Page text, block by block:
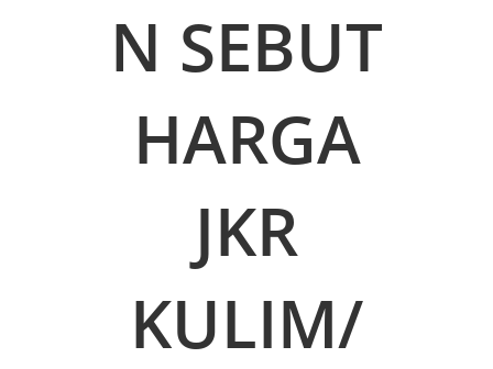
N SEBUT
HARGA
JKR
KULIM/